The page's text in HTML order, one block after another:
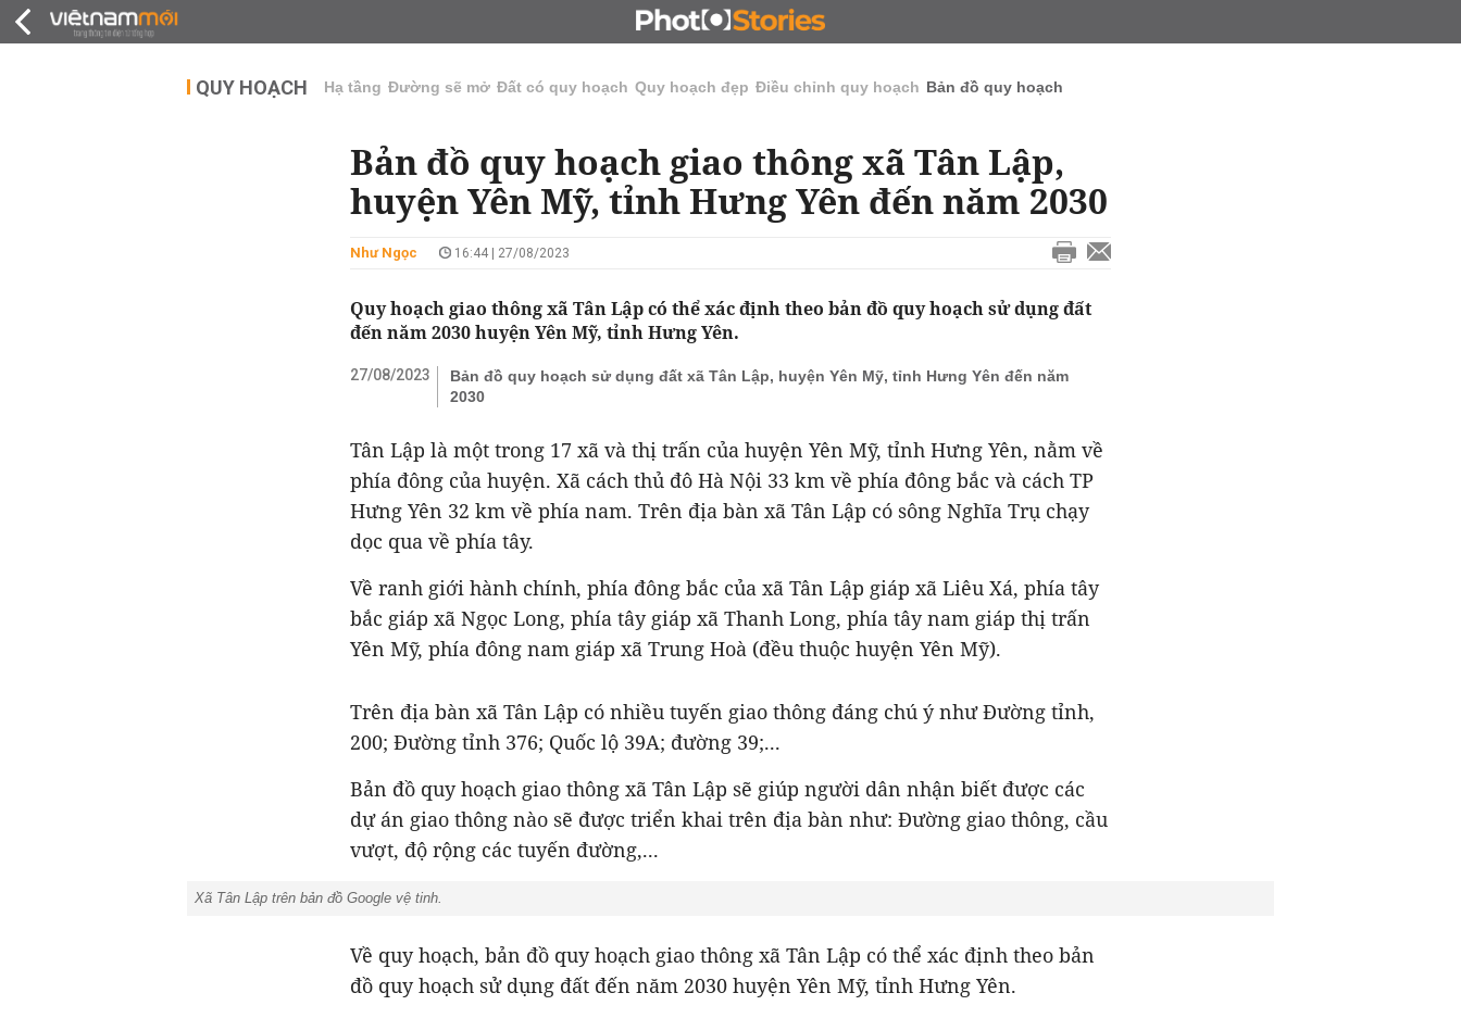
ĐẤU GIÁ - ĐẤU THẦU KINH DOANH
QUY HOẠCH Hạ tầng Đường sẽ mở Đất có quy hoạch Quy hoạch đẹp Điều chỉnh quy hoạch Bản đồ quy hoạch
Bản đồ quy hoạch giao thông xã Tân Lập,
huyện Yên Mỹ, tỉnh Hưng Yên đến năm 2030
Như Ngọc 16:44 | 27/08/2023
Quy hoạch giao thông xã Tân Lập có thể xác định theo bản đồ quy hoạch sử dụng đất
đến năm 2030 huyện Yên Mỹ, tỉnh Hưng Yên.
27/08/2023
Bản đồ quy hoạch sử dụng đất xã Tân Lập, huyện Yên Mỹ, tỉnh Hưng Yên đến năm
2030
Tân Lập là một trong 17 xã và thị trấn của huyện Yên Mỹ, tỉnh Hưng Yên, nằm về
phía đông của huyện. Xã cách thủ đô Hà Nội 33 km về phía đông bắc và cách TP
Hưng Yên 32 km về phía nam. Trên địa bàn xã Tân Lập có sông Nghĩa Trụ chạy
dọc qua về phía tây.
Về ranh giới hành chính, phía đông bắc của xã Tân Lập giáp xã Liêu Xá, phía tây
bắc giáp xã Ngọc Long, phía tây giáp xã Thanh Long, phía tây nam giáp thị trấn
Yên Mỹ, phía đông nam giáp xã Trung Hoà (đều thuộc huyện Yên Mỹ).
Trên địa bàn xã Tân Lập có nhiều tuyến giao thông đáng chú ý như Đường tỉnh,
200; Đường tỉnh 376; Quốc lộ 39A; đường 39;...
Bản đồ quy hoạch giao thông xã Tân Lập sẽ giúp người dân nhận biết được các
dự án giao thông nào sẽ được triển khai trên địa bàn như: Đường giao thông, cầu
vượt, độ rộng các tuyến đường,...
Xã Tân Lập trên bản đồ Google vệ tinh.
Về quy hoạch, bản đồ quy hoạch giao thông xã Tân Lập có thể xác định theo bản
đồ quy hoạch sử dụng đất đến năm 2030 huyện Yên Mỹ, tỉnh Hưng Yên.